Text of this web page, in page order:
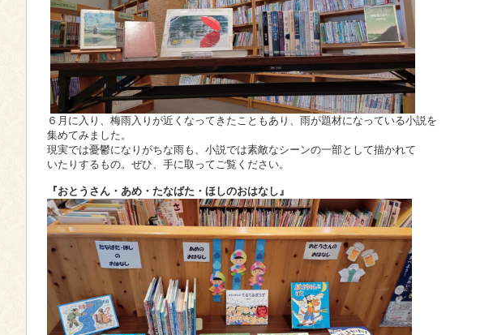
６月に入り、梅雨入りが近くなってきたこともあり、雨が題材になっている小説を
集めてみました。
現実では憂鬱になりがちな雨も、小説では素敵なシーンの一部として描かれて
いたりするもの。ぜひ、手に取ってご覧ください。
『おとうさん・あめ・たなばた・ほしのおはなし』